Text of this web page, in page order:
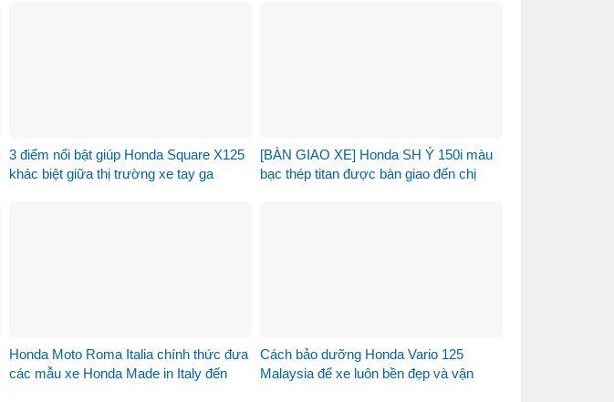
3 điểm nổi bật giúp Honda Square X125
khác biệt giữa thị trường xe tay ga
[BÀN GIAO XE] Honda SH Ý 150i màu
bạc thép titan được bàn giao đến chị
Honda Moto Roma Italia chính thức đưa
các mẫu xe Honda Made in Italy đến
Cách bảo dưỡng Honda Vario 125
Malaysia để xe luôn bền đẹp và vận